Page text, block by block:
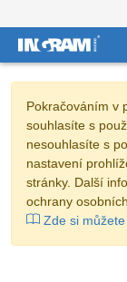
Pokračováním v
souhlasíte s
nesouhlasíte s
nastavení
stránky. Další
ochrany
Zde si